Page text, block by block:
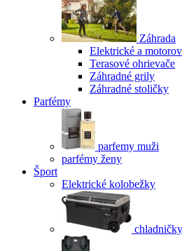
Záhrada
Elektrické a
Terasové ohrievače
Záhradné grily
Záhradné stoličky
Parfémy
parfemy muži
parfémy ženy
Šport
Elektrické kolobežky